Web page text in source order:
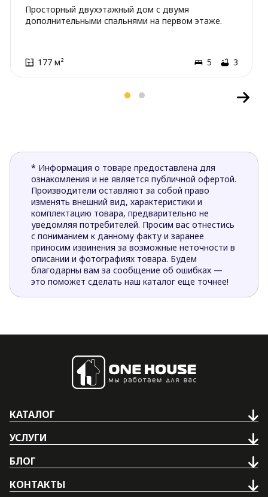
Просторный двухэтажный дом с двумя
дополнительными спальнями на первом этаже.
177 м² 5 3
* Информация о товаре предоставлена для
ознакомления и не является публичной офертой.
Производители оставляют за собой право
изменять внешний вид, характеристики и
комплектацию товара, предварительно не
уведомляя потребителей. Просим вас отнестись
с пониманием к данному факту и заранее
приносим извинения за возможные неточности в
описании и фотографиях товара. Будем
благодарны вам за сообщение об ошибках —
это поможет сделать наш каталог еще точнее!
КАТАЛОГ
УСЛУГИ
БЛОГ
КОНТАКТЫ